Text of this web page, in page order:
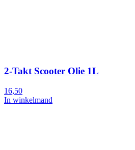
2-Takt Scooter Olie 1L
16,50
In winkelmand